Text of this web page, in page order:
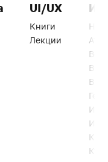
UI/UX
Книги
Лекции
Веб